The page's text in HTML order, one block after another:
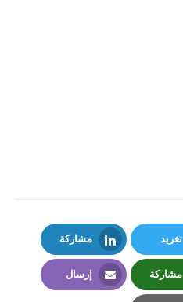
تغريد
Twitter
مشاركة
LinkedIn
مشاركة
Whatsapp
إرسال